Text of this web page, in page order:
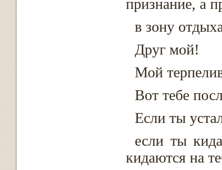
признание, а
в зону
Друг мой!
Мой
Вот тебе
Если ты
если ты
кидаются на